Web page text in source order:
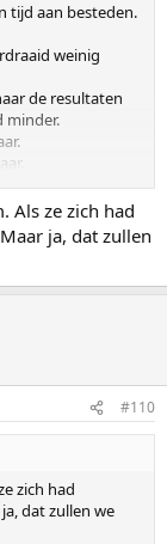
tijd aan besteden.
weinig
de resultaten
minder.
waar (behalve
vorm. Kampioen
Als ze zich had
ja, dat zullen
#110
zich had
dat zullen we